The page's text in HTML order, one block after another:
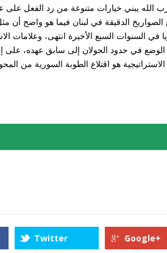
يبني خيارات متنوعة من رد الفعل على
الدقيقة في لبنان فيما هو واضح أن
السبع الأخيرة انتهى، وعلامات
الوضع في حدود الجولان إلى سابق عهده،
هو اقتلاع الطوبة السورية من
Twitter Google+